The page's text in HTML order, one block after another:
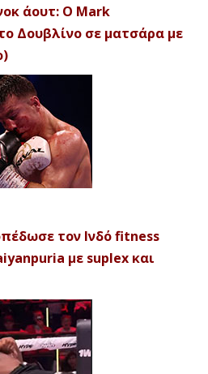
άουτ: Ο Mark
Δουβλίνο σε ματσάρα με
τον Ινδό fitness
με suplex και